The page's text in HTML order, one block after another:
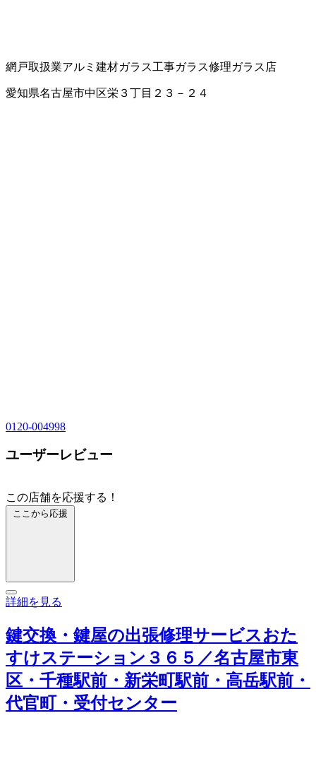
網戸取扱業アルミ建材ガラス工事ガラス修理ガラス店
愛知県名古屋市中区栄３丁目２３－２４
0120-004998
ユーザーレビュー
この店舗を応援する！
ここから応援
詳細を見る
鍵交換・鍵屋の出張修理サービスおた
すけステーション３６５／名古屋市東
区・千種駅前・新栄町駅前・高岳駅前・
代官町・受付センター